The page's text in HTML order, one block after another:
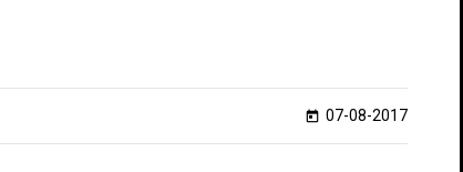
today 07-08-2017